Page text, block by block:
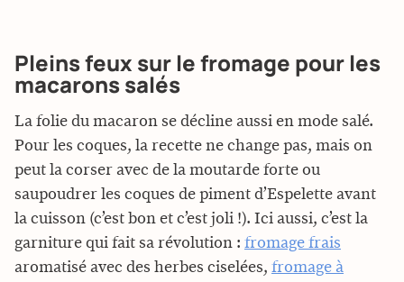
Pleins feux sur le fromage pour les
macarons salés
La folie du macaron se décline aussi en mode salé.
Pour les coques, la recette ne change pas, mais on
peut la corser avec de la moutarde forte ou
saupoudrer les coques de piment d’Espelette avant
la cuisson (c’est bon et c’est joli !). Ici aussi, c’est la
garniture qui fait sa révolution : fromage frais
aromatisé avec des herbes ciselées, fromage à